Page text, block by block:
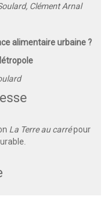
Clément Arnal
alimentaire urbaine ?
La Terre au carrépour